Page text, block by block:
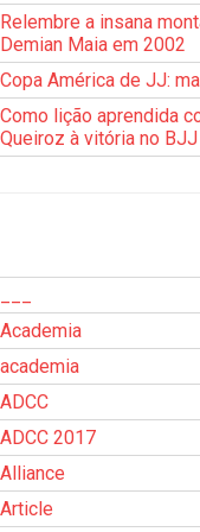
Relembre a insana
Demian Maia em 2002
Copa América de JJ:
Como lição aprendida
Queiroz à vitória no
Academia
academia
ADCC
ADCC 2017
Alliance
Article